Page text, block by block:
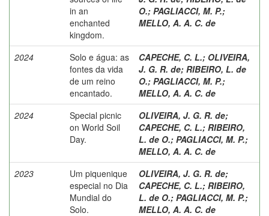
in an
enchanted
kingdom.
O.; PAGLIACCI, M. P.;
MELLO, A. A. C. de
2024
Solo e água: as
fontes da vida
de um reino
encantado.
CAPECHE, C. L.; OLIVEIRA,
J. G. R. de; RIBEIRO, L. de
O.; PAGLIACCI, M. P.;
MELLO, A. A. C. de
2024
Special picnic
on World Soil
Day.
OLIVEIRA, J. G. R. de;
CAPECHE, C. L.; RIBEIRO,
L. de O.; PAGLIACCI, M. P.;
MELLO, A. A. C. de
2023
Um piquenique
especial no Dia
Mundial do
Solo.
OLIVEIRA, J. G. R. de;
CAPECHE, C. L.; RIBEIRO,
L. de O.; PAGLIACCI, M. P.;
MELLO, A. A. C. de